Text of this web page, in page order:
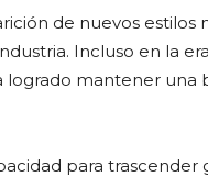
de nuevos estilos
Incluso en la
mantener una
para trascender